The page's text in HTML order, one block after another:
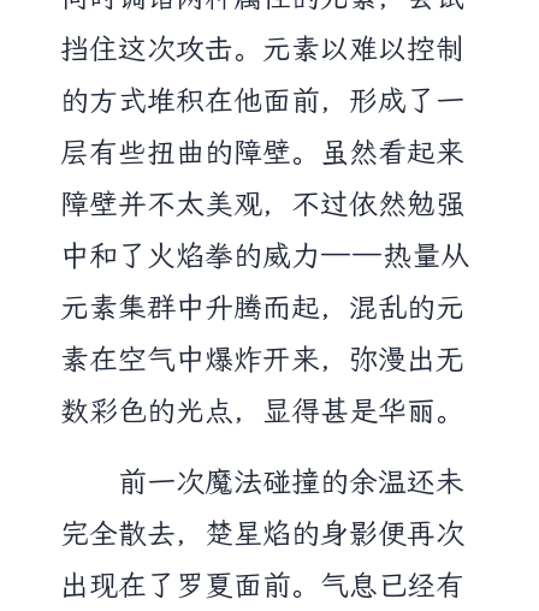
挡住这次攻击。元素以难以控制
的方式堆积在他面前，形成了一
层有些扭曲的障壁。虽然看起来
障壁并不太美观，不过依然勉强
中和了火焰拳的威力——热量从
元素集群中升腾而起，混乱的元
素在空气中爆炸开来，弥漫出无
数彩色的光点，显得甚是华丽。
前一次魔法碰撞的余温还未
完全散去，楚星焰的身影便再次
出现在了罗夏面前。气息已经有